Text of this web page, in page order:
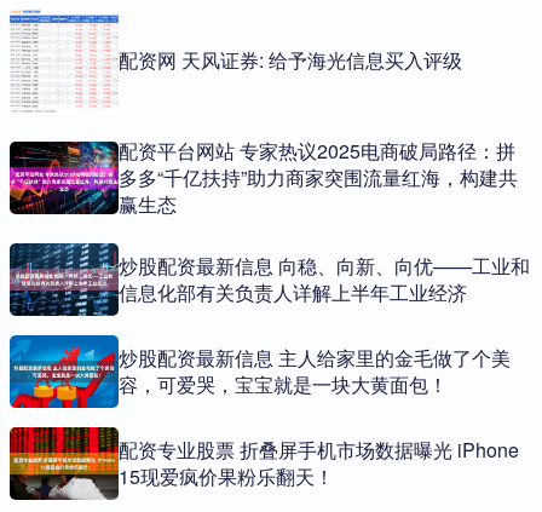
配资网 天风证券: 给予海光信息买入评级
配资平台网站 专家热议2025电商破局路径：拼
多多“千亿扶持”助力商家突围流量红海，构建共
赢生态
炒股配资最新信息 向稳、向新、向优——工业和
信息化部有关负责人详解上半年工业经济
炒股配资最新信息 主人给家里的金毛做了个美
容，可爱哭，宝宝就是一块大黄面包！
配资专业股票 折叠屏手机市场数据曝光 iPhone
15现爱疯价果粉乐翻天！